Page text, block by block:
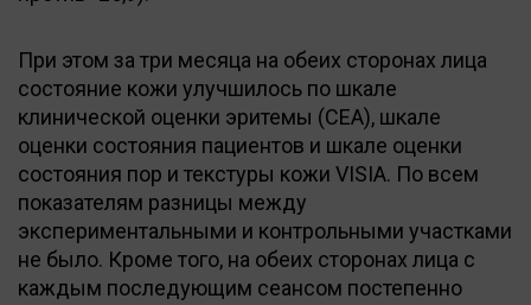
При этом за три месяца на обеих сторонах лица
состояние кожи улучшилось по шкале
клинической оценки эритемы (CEA), шкале
оценки состояния пациентов и шкале оценки
состояния пор и текстуры кожи VISIA. По всем
показателям разницы между
экспериментальными и контрольными участками
не было. Кроме того, на обеих сторонах лица с
каждым последующим сеансом постепенно